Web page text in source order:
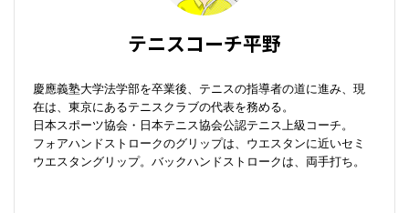
テニスコーチ平野
慶應義塾大学法学部を卒業後、テニスの指導者の道に進み、現
在は、東京にあるテニスクラブの代表を務める。
日本スポーツ協会・日本テニス協会公認テニス上級コーチ。
フォアハンドストロークのグリップは、ウエスタンに近いセミ
ウエスタングリップ。バックハンドストロークは、両手打ち。